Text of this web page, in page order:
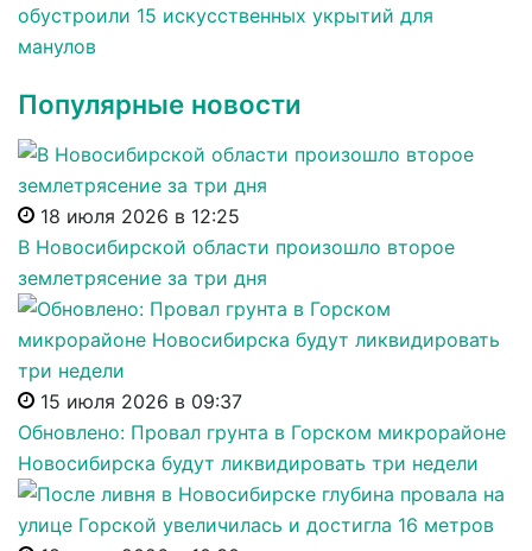
обустроили 15 искусственных укрытий для
манулов
Популярные новости
18 июля 2026 в 12:25
В Новосибирской области произошло второе
землетрясение за три дня
15 июля 2026 в 09:37
Обновлено: Провал грунта в Горском микрорайоне
Новосибирска будут ликвидировать три недели